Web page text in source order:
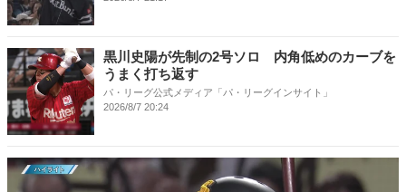
黒川史陽が先制の2号ソロ 内角低めのカーブを
うまく打ち返す
パ・リーグ公式メディア「パ・リーグインサイト」
2026/8/7 20:24